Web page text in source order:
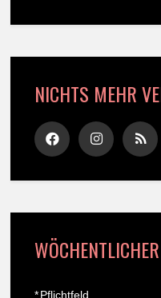
NICHTS MEHR
*Pflichtfeld